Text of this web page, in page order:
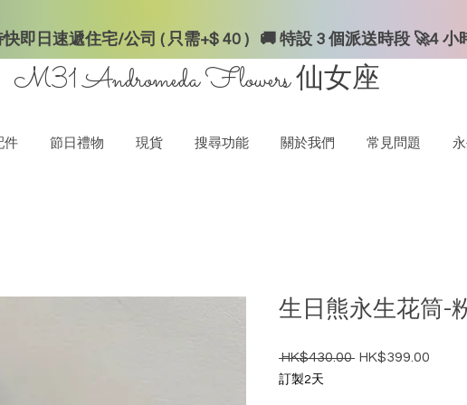
即日速遞住宅/公司 ( 只需+$ 40 ) 🚚 特設 3 個派送時段 🚀4 小
M31 Andromeda Flowers 仙女座
件 節日禮物 現貨 搜尋功能 關於我們 常見問題
生日熊永生花筒-
HK$430.00 一般價格
HK$399.00
訂製2天